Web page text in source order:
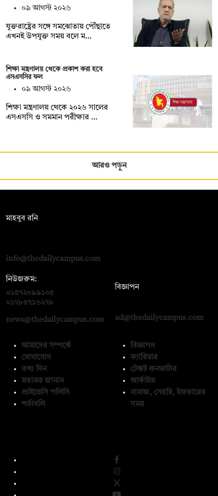
০৯ আগস্ট ২০২৬
যুক্তরাষ্ট্রের সঙ্গে সমঝোতায় পৌঁছাতে
এখনই উপযুক্ত সময় বলে ম…
শিক্ষা মন্ত্রণালয় থেকে প্রকাশ করা হবে
এসএসসির ফল
০৯ আগস্ট ২০২৬
শিক্ষা মন্ত্রণালয় থেকে ২০২৬ সালের
এসএসসি ও সমমান পরীক্ষার …
আরও পড়ুন
মাহবুব রনি
info@thedailycampus.com
নিউজরুম:
০১৫৭২০৯৯১০৫
০১৭৮৫৭১৬২৭৮
news@thedailycampus.com
বিজ্ঞাপন
ad@thedailycampus.com
আমাদের সম্পর্কে
যোগাযোগ
তথ্য দিন
মতামত জানান
প্রাইভেসি পলিসি
শর্তাবলি
বিজ্ঞাপন
ক্যারিয়ার
টেক্সট কনভার্টার
আর্কাইভ
নামাজ, সেহরি, ইফতারের
সময়